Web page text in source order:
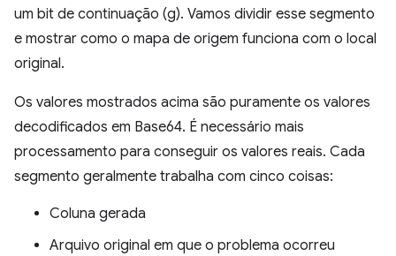
um bit de continuação (g). Vamos dividir esse segmento
e mostrar como o mapa de origem funciona com o local
original.
Os valores mostrados acima são puramente os valores
decodificados em Base64. É necessário mais
processamento para conseguir os valores reais. Cada
segmento geralmente trabalha com cinco coisas:
Coluna gerada
Arquivo original em que o problema ocorreu